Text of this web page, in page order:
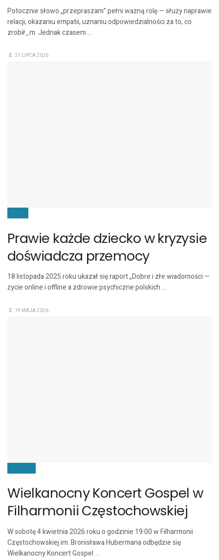
Potocznie słowo „przepraszam” pełni ważną rolę — służy naprawie
relacji, okazaniu empatii, uznaniu odpowiedzialności za to, co
zrobił_m. Jednak czasem ...
31 LIPCA 2026
Prawie każde dziecko w kryzysie
doświadcza przemocy
18 listopada 2025 roku ukazał się raport „Dobre i złe wiadomości —
życie online i offline a zdrowie psychiczne polskich ...
19 MAJA 2026
Wielkanocny Koncert Gospel w
Filharmonii Częstochowskiej
W sobotę 4 kwietnia 2026 roku o godzinie 19:00 w Filharmonii
Częstochowskiej im. Bronisława Hubermana odbędzie się
Wielkanocny Koncert Gospel ...